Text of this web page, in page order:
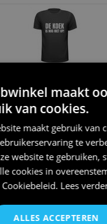
€24,95
Dames v hals t-shirt prinses v...
maakt
van cookies.
maakt gebruik van
te
website te gebruiken,
cookies in
Cookiebeleid. Lees
ALLES ACCEPTEREN